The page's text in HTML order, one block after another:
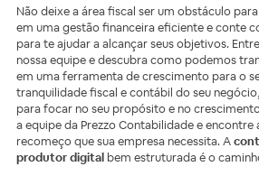
Não deixe a área fiscal ser um obstáculo
em uma gestão financeira eficiente e conte
para te ajudar a alcançar seus objetivos.
nossa equipe e descubra como podemos
em uma ferramenta de crescimento para o
tranquilidade fiscal e contábil do seu
para focar no seu propósito e no
a equipe da Prezzo Contabilidade e encontre
recomeço que sua empresa necessita. A
produtor digitalbem estruturada é o